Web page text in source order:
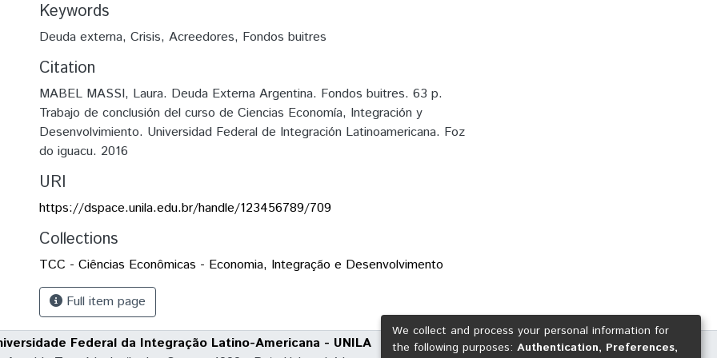
Keywords
Deuda externa, Crisis, Acreedores, Fondos buitres
Citation
MABEL MASSI, Laura. Deuda Externa Argentina. Fondos buitres. 63 p.
Trabajo de conclusión del curso de Ciencias Economía, Integración y
Desenvolvimiento. Universidad Federal de Integración Latinoamericana. Foz
do iguacu. 2016
URI
https://dspace.unila.edu.br/handle/123456789/709
Collections
TCC - Ciências Econômicas - Economia, Integração e Desenvolvimento
Full item page
Federal da Integração Latino-Americana - UNILA
We collect and process your personal information for
the following purposes: Authentication, Preferences,